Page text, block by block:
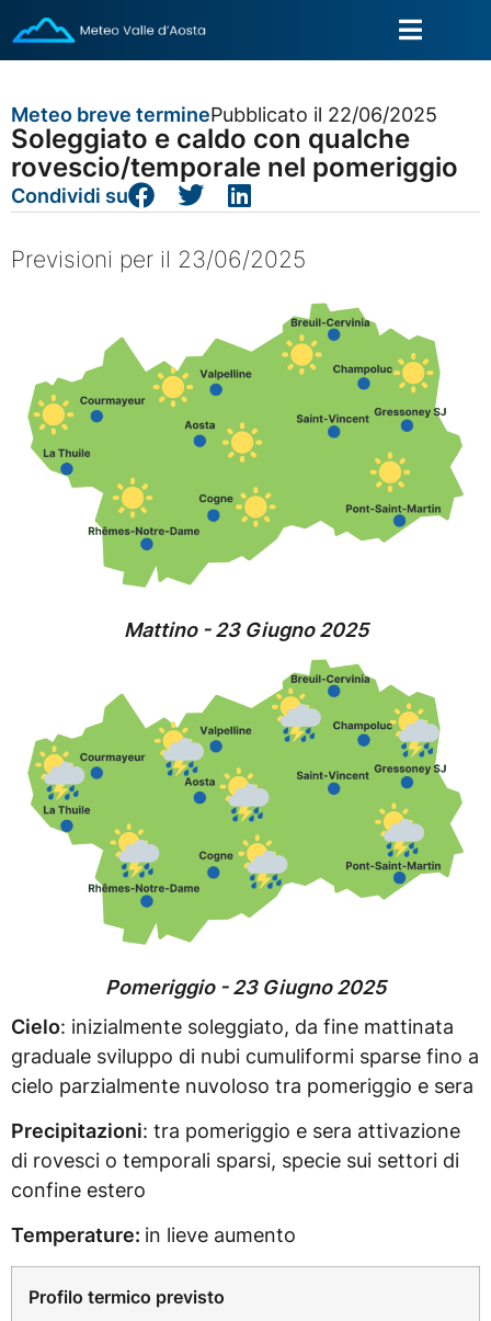
Meteo breve terminePubblicato il 22/06/2025
Soleggiato e caldo con qualche
rovescio/temporale nel pomeriggio
Condividi su
Previsioni per il 23/06/2025
Mattino - 23 Giugno 2025
Pomeriggio - 23 Giugno 2025
Cielo: inizialmente soleggiato, da fine mattinata
graduale sviluppo di nubi cumuliformi sparse fino a
cielo parzialmente nuvoloso tra pomeriggio e sera
Precipitazioni: tra pomeriggio e sera attivazione
di rovesci o temporali sparsi, specie sui settori di
confine estero
Temperature: in lieve aumento
Profilo termico previsto